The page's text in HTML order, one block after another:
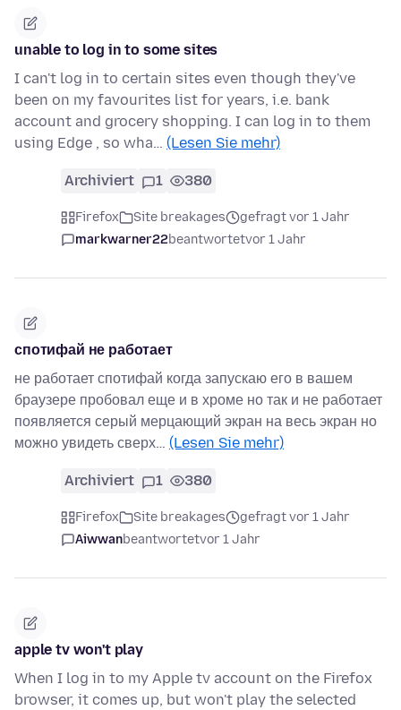
unable to log in to some sites
I can't log in to certain sites even though they've
been on my favourites list for years, i.e. bank
account and grocery shopping. I can log in to them
using Edge , so wha… (Lesen Sie mehr)
Archiviert 1 380
Firefox Site breakages
gefragt vor 1 Jahr
markwarner22beantwortetvor 1 Jahr
спотифай не работает
не работает спотифай когда запускаю его в вашем
браузере пробовал еще и в хроме но так и не работает
появляется серый мерцающий экран на весь экран но
можно увидеть сверх… (Lesen Sie mehr)
Archiviert 1 380
Firefox Site breakages
gefragt vor 1 Jahr
Aiwwanbeantwortetvor 1 Jahr
apple tv won't play
When I log in to my Apple tv account on the Firefox
browser, it comes up, but won't play the selected